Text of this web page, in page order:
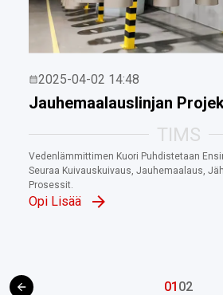
2025-04-02 14:48
Jauhemaalauslinjan
TIMS
Vedenlämmittimen Kuori Puhdistetaan
Seuraa Kuivauskuivaus, Jauhemaalaus,
Prosessit.
Opi Lisää
01 02